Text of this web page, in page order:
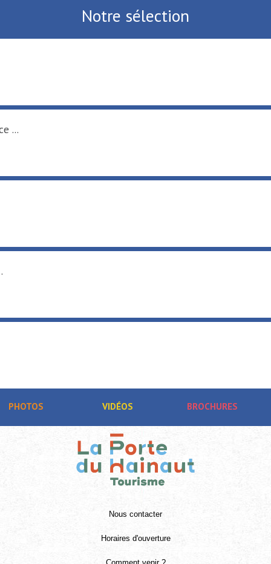
Notre sélection
...
PHOTOS VIDÉOS BROCHURES
Nous contacter
Horaires d'ouverture